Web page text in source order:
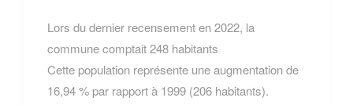
Lors du dernier recensement en 2022, la
commune comptait 248 habitants
Cette population représente une augmentation de
16,94 % par rapport à 1999 (206 habitants).